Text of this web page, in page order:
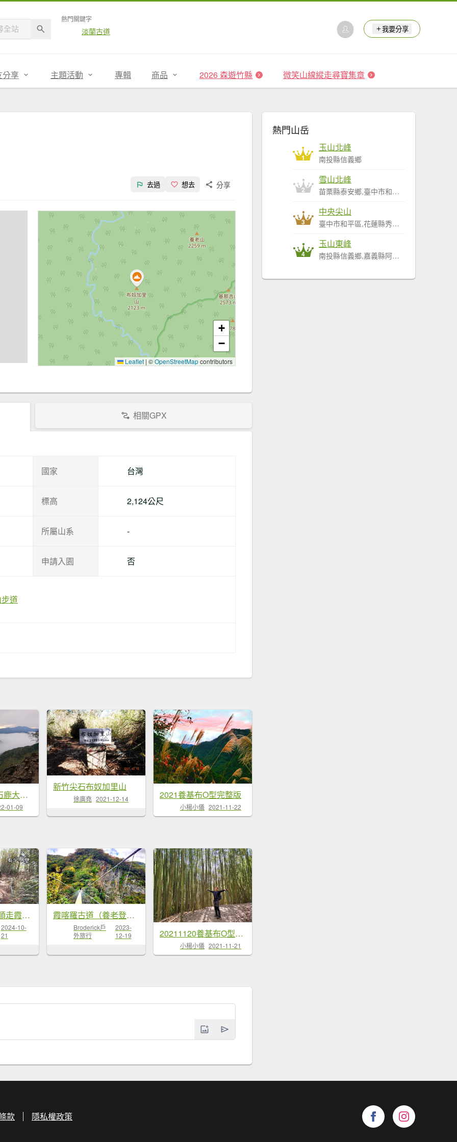
熱門關鍵字
淡蘭古道 我要分享
分享 主題活動 專輯 商品 2026 森遊竹縣 微笑山線縱走尋寶集章
去過 想去 分享
+
−
Leaflet | ©OpenStreetMapcontributors
相關GPX
國家 台灣
標高 2,124公尺
所屬山系 -
申請入園 否
道
霞喀羅大山（石鹿大山）、...
01-09
新竹尖石布奴加里山
徐廣堯 2021-12-14 2021養基布O型完整版
小楊小儀 2021-11-22
登布奴加里山,順走霞喀羅古道.國家...
2024-10-
21
霞喀羅古道（養老登山口至白石吊橋）
Broderick戶
外旅行
2023-
12-19
20211120養基布O型縱走經典...
小楊小儀 2021-11-21
熱門山岳
1
玉山北峰
南投縣信義鄉
2
雪山北峰
苗栗縣泰安鄉,臺中市和平區
3
中央尖山
臺中市和平區,花蓮縣秀林鄉
4
玉山東峰
南投縣信義鄉,嘉義縣阿里山鄉
款 隱私權政策